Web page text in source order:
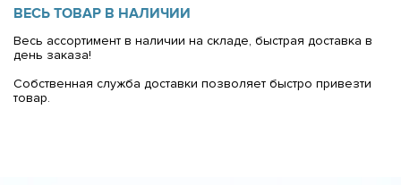
ВЕСЬ ТОВАР В НАЛИЧИИ
Весь ассортимент в наличии на складе, быстрая доставка в
день заказа!
Cобственная служба доставки позволяет быстро привезти
товар.